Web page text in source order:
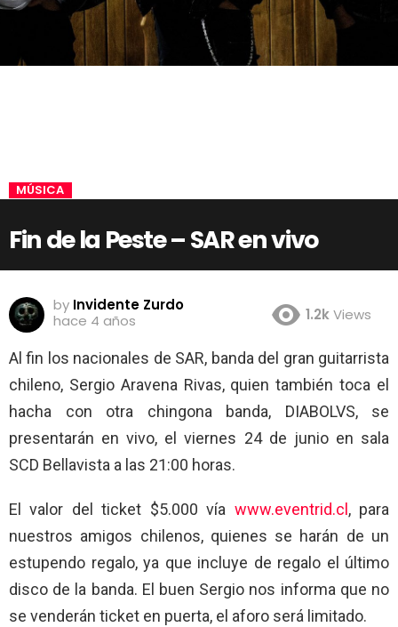
MÚSICA
Fin de la Peste – SAR en vivo
by Invidente Zurdo
hace 4 años
1.2kViews
Al fin los nacionales de SAR, banda del gran guitarrista
chileno, Sergio Aravena Rivas, quien también toca el
hacha con otra chingona banda, DIABOLVS, se
presentarán en vivo, el viernes 24 de junio en sala
SCD Bellavista a las 21:00 horas.
El valor del ticket $5.000 vía www.eventrid.cl, para
nuestros amigos chilenos, quienes se harán de un
estupendo regalo, ya que incluye de regalo el último
disco de la banda. El buen Sergio nos informa que no
se venderán ticket en puerta, el aforo será limitado.